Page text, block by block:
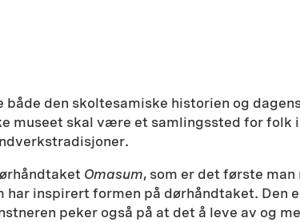
både den skoltesamiske historien og
skal være et samlingssted for folk
Omasum, som er det første
inspirert formen på dørhåndtaket. Den
peker også på at det å leve av og